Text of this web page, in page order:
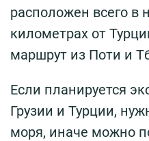
расположен всего в
километрах от
маршрут из Поти и
Если планируется
Грузии и Турции,
моря, иначе можно